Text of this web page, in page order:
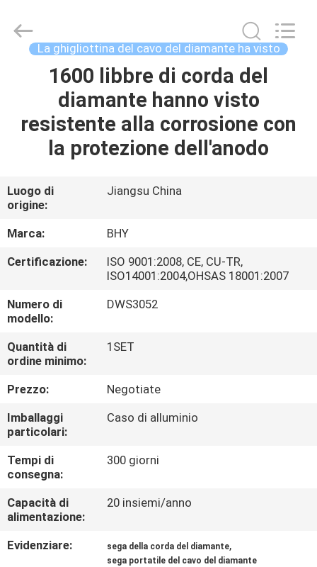
CASA
PRODOTTI
NOI
GIRO
DELLA
CONTROLLO
DI
MAPPA
DEL
SITO
NORME
SULLA
Bohyar
Engineering
Material
Technology(Suzhou)Co.,
La ghigliottina del cavo del diamante ha visto
1600 libbre di corda del
diamante hanno visto
resistente alla corrosione con
la protezione dell'anodo
Luogo di
origine:
Jiangsu China
Marca:
BHY
Certificazione:
ISO 9001:2008, CE, CU-TR,
ISO14001:2004,OHSAS 18001:2007
Numero di
modello:
DWS3052
Quantità di
ordine minimo:
1SET
Prezzo:
Negotiate
Imballaggi
particolari:
Caso di alluminio
Tempi di
consegna:
300 giorni
Capacità di
alimentazione:
20 insiemi/anno
Evidenziare: sega della corda del diamante,
sega portatile del cavo del diamante